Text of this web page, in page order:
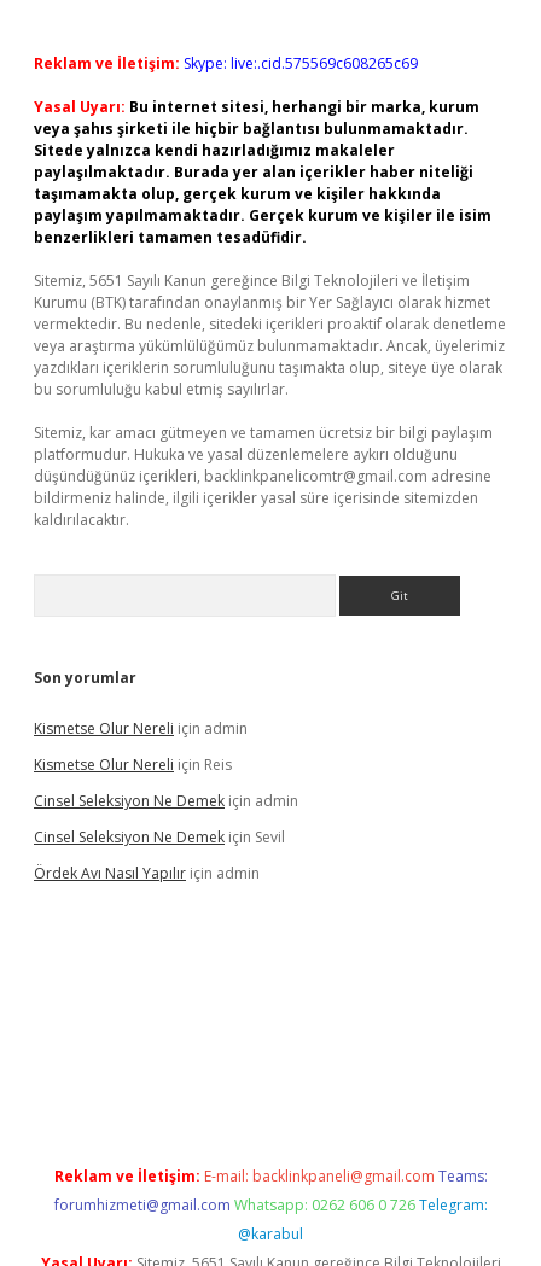
Reklam ve İletişim: Skype: live:.cid.575569c608265c69
Yasal Uyarı: Bu internet sitesi, herhangi bir marka, kurum
veya şahıs şirketi ile hiçbir bağlantısı bulunmamaktadır.
Sitede yalnızca kendi hazırladığımız makaleler
paylaşılmaktadır. Burada yer alan içerikler haber niteliği
taşımamakta olup, gerçek kurum ve kişiler hakkında
paylaşım yapılmamaktadır. Gerçek kurum ve kişiler ile isim
benzerlikleri tamamen tesadüfidir.
Sitemiz, 5651 Sayılı Kanun gereğince Bilgi Teknolojileri ve İletişim
Kurumu (BTK) tarafından onaylanmış bir Yer Sağlayıcı olarak hizmet
vermektedir. Bu nedenle, sitedeki içerikleri proaktif olarak denetleme
veya araştırma yükümlülüğümüz bulunmamaktadır. Ancak, üyelerimiz
yazdıkları içeriklerin sorumluluğunu taşımakta olup, siteye üye olarak
bu sorumluluğu kabul etmiş sayılırlar.
Sitemiz, kar amacı gütmeyen ve tamamen ücretsiz bir bilgi paylaşım
platformudur. Hukuka ve yasal düzenlemelere aykırı olduğunu
düşündüğünüz içerikleri, backlinkpanelicomtr@gmail.com adresine
bildirmeniz halinde, ilgili içerikler yasal süre içerisinde sitemizden
kaldırılacaktır.
Son yorumlar
Kismetse Olur Nereli için admin
Kismetse Olur Nereli için Reis
Cinsel Seleksiyon Ne Demek için admin
Cinsel Seleksiyon Ne Demek için Sevil
Ördek Avı Nasıl Yapılır için admin
Reklam ve İletişim: E-mail: backlinkpaneli@gmail.com Teams:
forumhizmeti@gmail.com Whatsapp: 0262 606 0 726 Telegram:
@karabul